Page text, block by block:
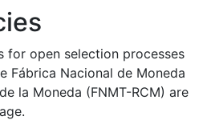
for open selection processes
Fábrica Nacional de Moneda
la Moneda (FNMT-RCM) are